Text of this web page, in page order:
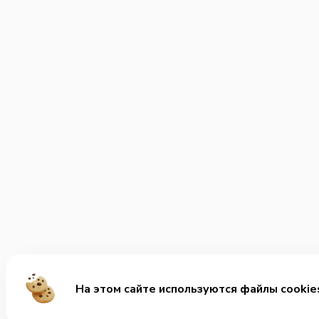
На этом сайте используются файлы